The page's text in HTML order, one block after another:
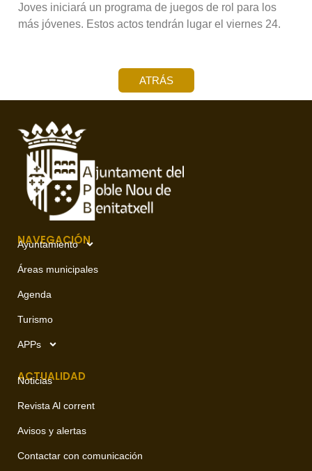
Joves iniciará un programa de juegos de rol para los
más jóvenes. Estos actos tendrán lugar el viernes 24.
ATRÁS
NAVEGACIÓN
Ayuntamiento
Áreas municipales
Agenda
Turismo
APPs
ACTUALIDAD
Noticias
Revista Al corrent
Avisos y alertas
Contactar con comunicación